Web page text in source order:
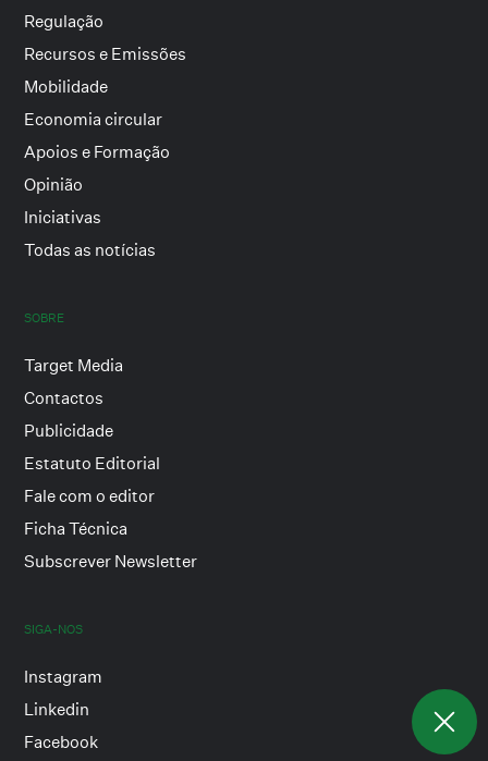
Regulação
Recursos e Emissões
Mobilidade
Economia circular
Apoios e Formação
Opinião
Iniciativas
Todas as notícias
SOBRE
Target Media
Contactos
Publicidade
Estatuto Editorial
Fale com o editor
Ficha Técnica
Subscrever Newsletter
SIGA-NOS
Instagram
Linkedin
Facebook